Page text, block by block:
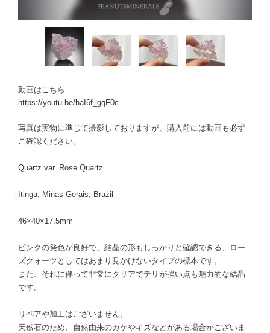
動画はこちら
https://youtu.be/haI6f_gqF0c
写真は実物に準じて撮影しておりますが、購入前には動画も必ず
ご確認ください。
Quartz var. Rose Quartz
Itinga, Minas Gerais, Brazil
46×40×17.5mm
ピンクの発色が良好で、結晶の形もしっかりと確認できる、ロー
ズクォーツとしてはあまり見かけないタイプの標本です。
また、それに伴って非常にクリアでテリが強い点も魅力的な結晶
です。
リペアや加工はございません。
天然石のため、自然由来のカケやキズなどがある場合がございま